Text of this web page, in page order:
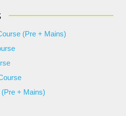
(Pre + Mains)
+ Mains)